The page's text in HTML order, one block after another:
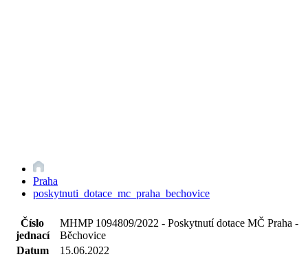
Praha
poskytnuti_dotace_mc_praha_bechovice
Číslo
jednací
MHMP 1094809/2022 - Poskytnutí dotace MČ Praha -
Běchovice
Datum
15.06.2022